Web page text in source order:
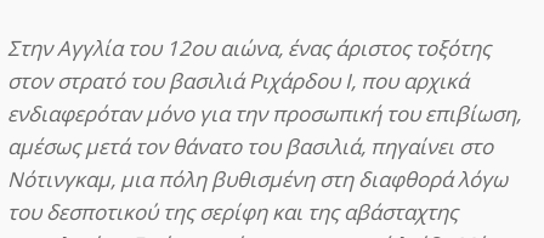
Στην Αγγλία του 12ου αιώνα, ένας άριστος τοξότης
στον στρατό του βασιλιά Ριχάρδου Ι, που αρχικά
ενδιαφερόταν μόνο για την προσωπική του επιβίωση,
αμέσως μετά τον θάνατο του βασιλιά, πηγαίνει στο
Νότινγκαμ, μια πόλη βυθισμένη στη διαφθορά λόγω
του δεσποτικού της σερίφη και της αβάσταχτης